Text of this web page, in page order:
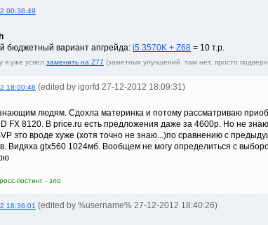
00:38:49
бюджетный вариант апгрейда: i5 3570K + Z68 = 10 т.р.
я уже успел заменить на Z77 (заметных улучшений там нет, просто
18:00:48 (edited by igorfd 27-12-2012 18:09:31)
людям. Сдохла материнка и потому рассматриваю
FX 8120. В price.ru есть предложения даже за 4600р. Но не
это вроде хуже (хотя точно не знаю...)по сравнению с
Видяха gtx560 1024мб. Вообщем не могу определиться с
постинг - зло
18:36:01 (edited by %username% 27-12-2012 18:40:26)